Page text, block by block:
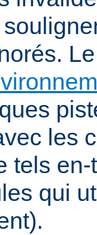
les
tels
qui